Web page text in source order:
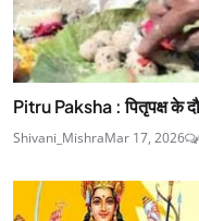
Pitru Paksha : पितृपक्ष के
Shivani_MishraMar 17, 2026